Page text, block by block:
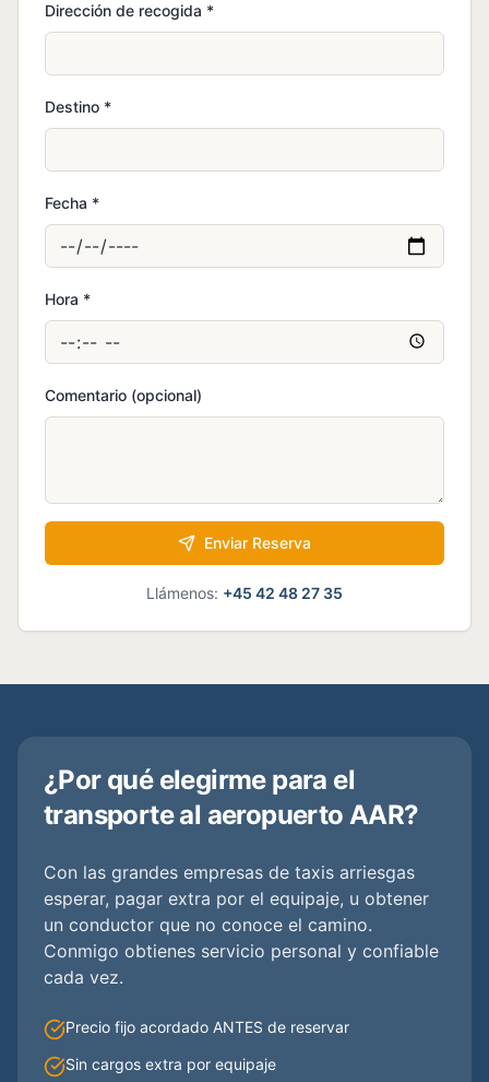
Dirección de recogida *
Destino *
Fecha *
Hora *
Comentario (opcional)
Enviar Reserva
Llámenos: +45 42 48 27 35
¿Por qué elegirme para el
transporte al aeropuerto AAR?
Con las grandes empresas de taxis arriesgas
esperar, pagar extra por el equipaje, u obtener
un conductor que no conoce el camino.
Conmigo obtienes servicio personal y confiable
cada vez.
Precio fijo acordado ANTES de reservar
Sin cargos extra por equipaje